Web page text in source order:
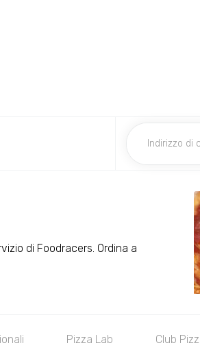
di Foodracers. Ordina a
Pizza Lab Club